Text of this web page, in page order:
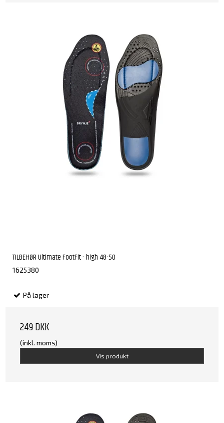
TILBEHØR Ultimate FootFit - high 48-50
1625380
På lager
249 DKK
(inkl. moms)
Vis produkt